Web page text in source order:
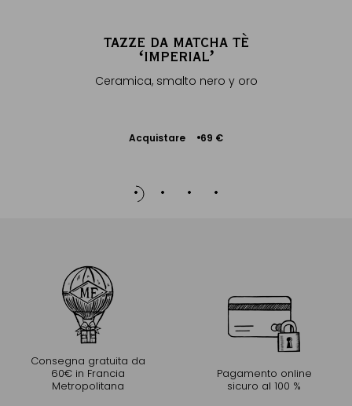
TAZZE DA MATCHA TÈ
ʻIMPERIALʼ
Ceramica, smalto nero y oro
Acquistare 69 €
Aggiungere
Consegna gratuita da
60€ in Francia
Metropolitana
Pagamento online
sicuro al 100 %